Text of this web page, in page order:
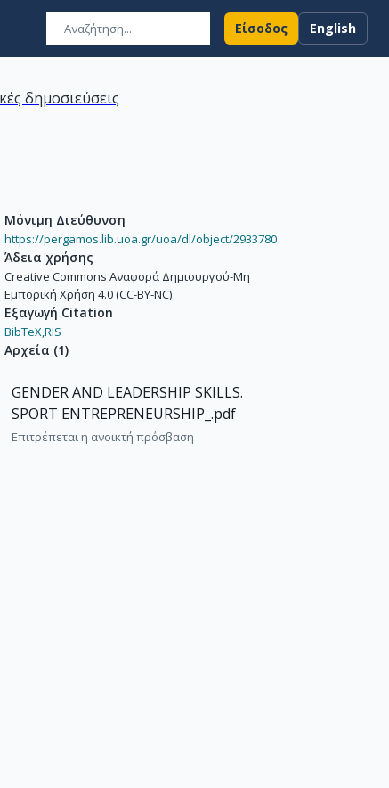
Είσοδος English
δημοσιεύσεις
Μόνιμη Διεύθυνση
https://pergamos.lib.uoa.gr/uoa/dl/object/2933780
Άδεια χρήσης
Creative Commons Αναφορά Δημιουργού-Μη
Εμπορική Χρήση 4.0 (CC-BY-NC)
Εξαγωγή Citation
BibTeX,RIS
Αρχεία (1)
GENDER AND LEADERSHIP SKILLS.
SPORT ENTREPRENEURSHIP_.pdf
Επιτρέπεται η ανοικτή πρόσβαση